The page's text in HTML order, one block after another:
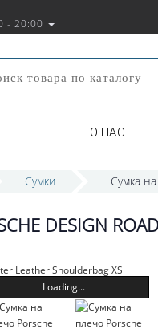
- 20:00
О НАС
Сумки Сумка
DESIGN
Loading...